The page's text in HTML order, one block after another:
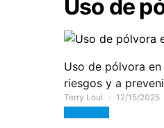
Uso de
Uso de pólvora
riesgos y a
Terry Loui 12/15/2025